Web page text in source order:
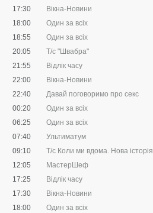
17:30
Вікна-Новини
18:00
Один за всіх
18:55
Один за всіх
20:05
Т/с "Швабра"
21:55
Відлік часу
22:00
Вікна-Новини
22:40
Давай поговоримо про секс
00:20
Один за всіх
06:25
Один за всіх
07:40
Ультиматум
09:10
Т/с Коли ми вдома. Нова історія
12:05
МастерШеф
17:25
Відлік часу
17:30
Вікна-Новини
18:00
Один за всіх